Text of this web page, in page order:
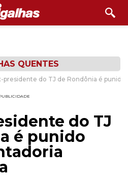
QUENTES
presidente do TJ de Rondônia é
do TJ
é punido